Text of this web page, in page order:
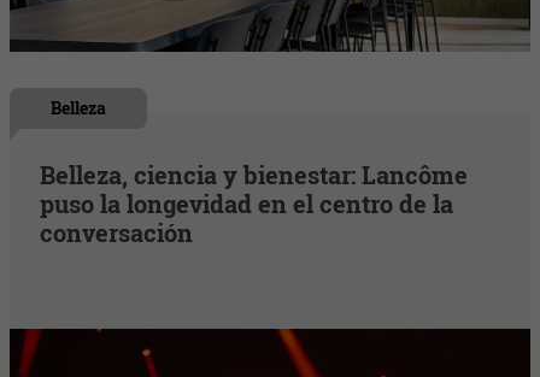
Belleza
Belleza, ciencia y bienestar: Lancôme
puso la longevidad en el centro de la
conversación